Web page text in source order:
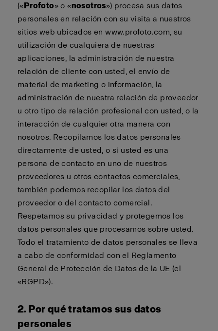
(«Profoto» o «nosotros») procesa sus datos
personales en relación con su visita a nuestros
sitios web ubicados en www.profoto.com, su
utilización de cualquiera de nuestras
aplicaciones, la administración de nuestra
relación de cliente con usted, el envío de
material de marketing o información, la
administración de nuestra relación de proveedor
u otro tipo de relación profesional con usted, o la
interacción de cualquier otra manera con
nosotros. Recopilamos los datos personales
directamente de usted, o si usted es una
persona de contacto en uno de nuestros
proveedores u otros contactos comerciales,
también podemos recopilar los datos del
proveedor o del contacto comercial.
Respetamos su privacidad y protegemos los
datos personales que procesamos sobre usted.
Todo el tratamiento de datos personales se lleva
a cabo de conformidad con el Reglamento
General de Protección de Datos de la UE (el
«RGPD»).
2. Por qué tratamos sus datos
personales